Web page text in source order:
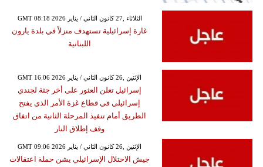
GMT 08:18 2026 الثلاثاء ,27 كانون الثاني / يناير
غارة إسرائيلية تستهدف منزلاً في بلدة يارون
اللبنانية
GMT 16:06 2026 الإثنين ,26 كانون الثاني / يناير
إسرائيل تعلن العثور على أخر جثة لجندي
إسرائيلي في قطاع غزة الأمر الذي يفتح
الطريق أمام تنفيذ المرحلة الثانية من اتفاق
وقف إطلاق النار
GMT 09:06 2026 الإثنين ,26 كانون الثاني / يناير
جيش الاحتلال الإسرائيلي يشن حملة اعتقالات